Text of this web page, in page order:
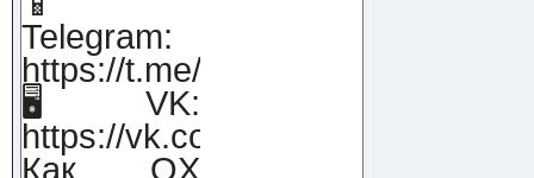
Telegram:
https://t.me/qx_lab_IT
🖥 VK:
https://vk.com/qualityxcellenc
Как QX